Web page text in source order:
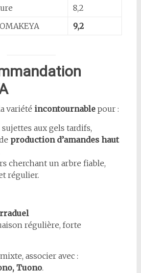
8,2
9,2
variété incontournablepour :
aux gels tardifs,
production d’amandes haut
cherchant un arbre fiable,
régulier.
régulière, forte
associer avec :
Tuono.